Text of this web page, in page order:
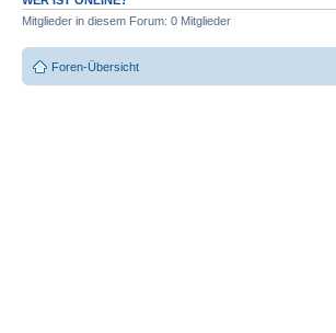
Mitglieder in diesem Forum: 0 Mitglieder
Foren-Übersicht